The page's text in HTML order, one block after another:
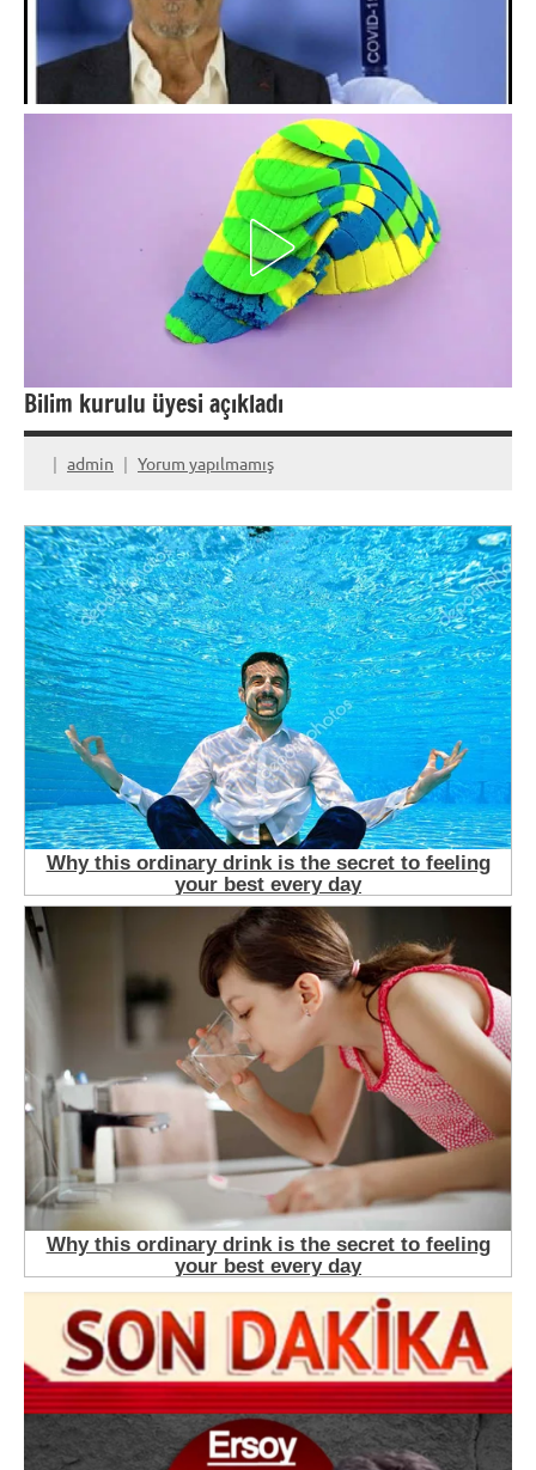
Bilim kurulu üyesi açıkladı
admin Yorum yapılmamış